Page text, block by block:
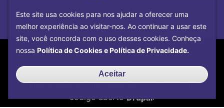
Copyright©2026Universidade Federal
Desenvolvido porCentro de Tecnologia da
Informação e Comunicaçãocom o CMS de
código abertoDrupal.
Este site usa cookies para nos ajudar a oferecer uma
melhor experiência ao visitar-nos. Ao continuar a usar este
site, você concorda com o uso desses cookies. Conheça
nossa Política de Cookies e Política de Privacidade.
Aceitar